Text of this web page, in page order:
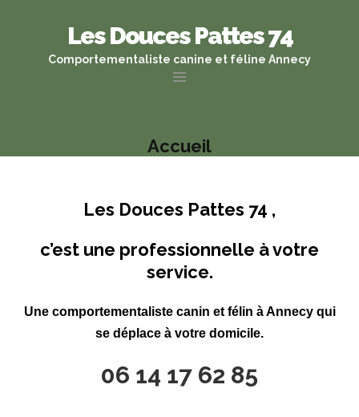
Les Douces Pattes 74
Comportementaliste canine et féline Annecy
Accueil
Les Douces Pattes 74 ,
c’est une professionnelle à votre
service.
Une comportementaliste canin et félin à Annecy qui
se déplace à votre domicile.
06 14 17 62 85